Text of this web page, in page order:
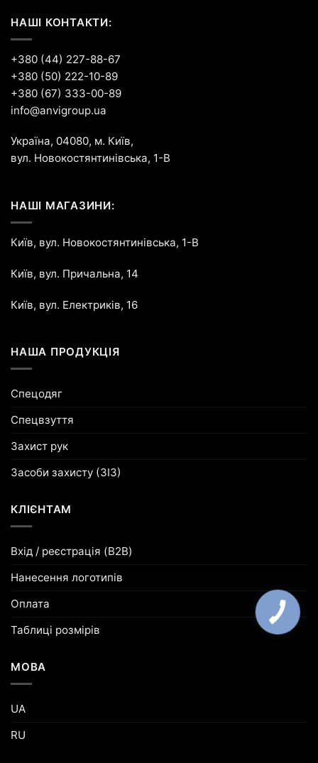
НАШІ КОНТАКТИ:
+380 (44) 227-88-67
+380 (50) 222-10-89
+380 (67) 333-00-89
info@anvigroup.ua
Україна, 04080, м. Київ,
вул. Новокостянтинівська, 1-В
НАШІ МАГАЗИНИ:
Київ, вул. Новокостянтинівська, 1-В
Київ, вул. Причальна, 14
Київ, вул. Електриків, 16
НАША ПРОДУКЦІЯ
Спецодяг
Спецвзуття
Захист рук
Засоби захисту (ЗІЗ)
КЛІЄНТАМ
Вхід / реєстрація (B2B)
Нанесення логотипів
Оплата
Таблиці розмірів
МОВА
UA
RU